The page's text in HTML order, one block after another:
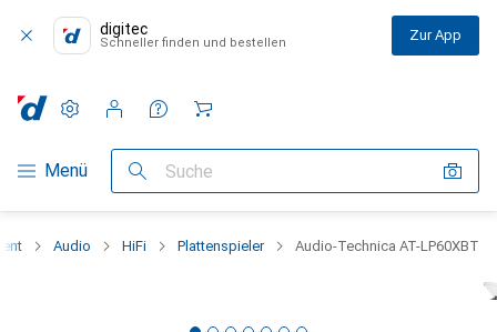
digitec
Schneller finden und bestellen Zur App
Navigation nach Kategorien
Menü Suche
Einstellungen
Kundenkonto
Vergleichslisten
Merklisten
Warenkorb
Audio HiFi Plattenspieler Audio-Technica AT-LP60XBT